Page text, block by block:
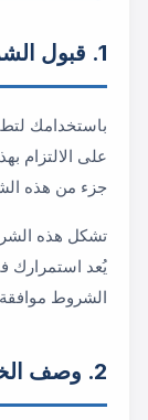
1. قبول الشروط
باستخدامك
على الالتزام
جزء من هذه
تشكل هذه
يُعد استمرارك
الشروط
2. وصف الخدمة